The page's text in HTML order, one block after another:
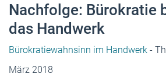
Nachfolge: Bürokratie
das Handwerk
Bürokratiewahnsinn im Handwerk -
März 2018